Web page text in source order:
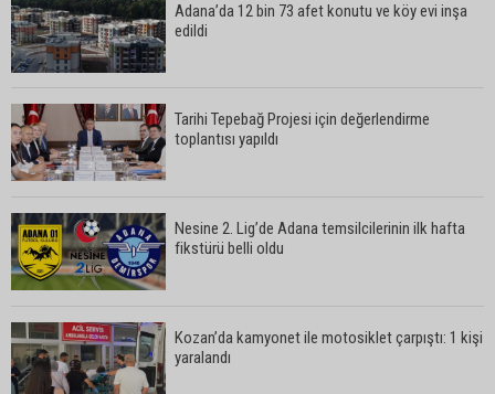
Adana’da 12 bin 73 afet konutu ve köy evi inşa
edildi
Tarihi Tepebağ Projesi için değerlendirme
toplantısı yapıldı
Nesine 2. Lig’de Adana temsilcilerinin ilk hafta
fikstürü belli oldu
Kozan’da kamyonet ile motosiklet çarpıştı: 1 kişi
yaralandı